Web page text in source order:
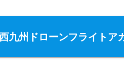
九州ドローンフライトア